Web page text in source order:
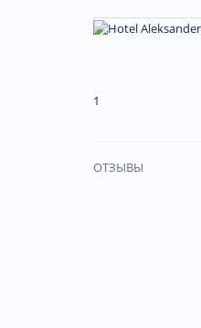
1
ОТЗЫВЫ